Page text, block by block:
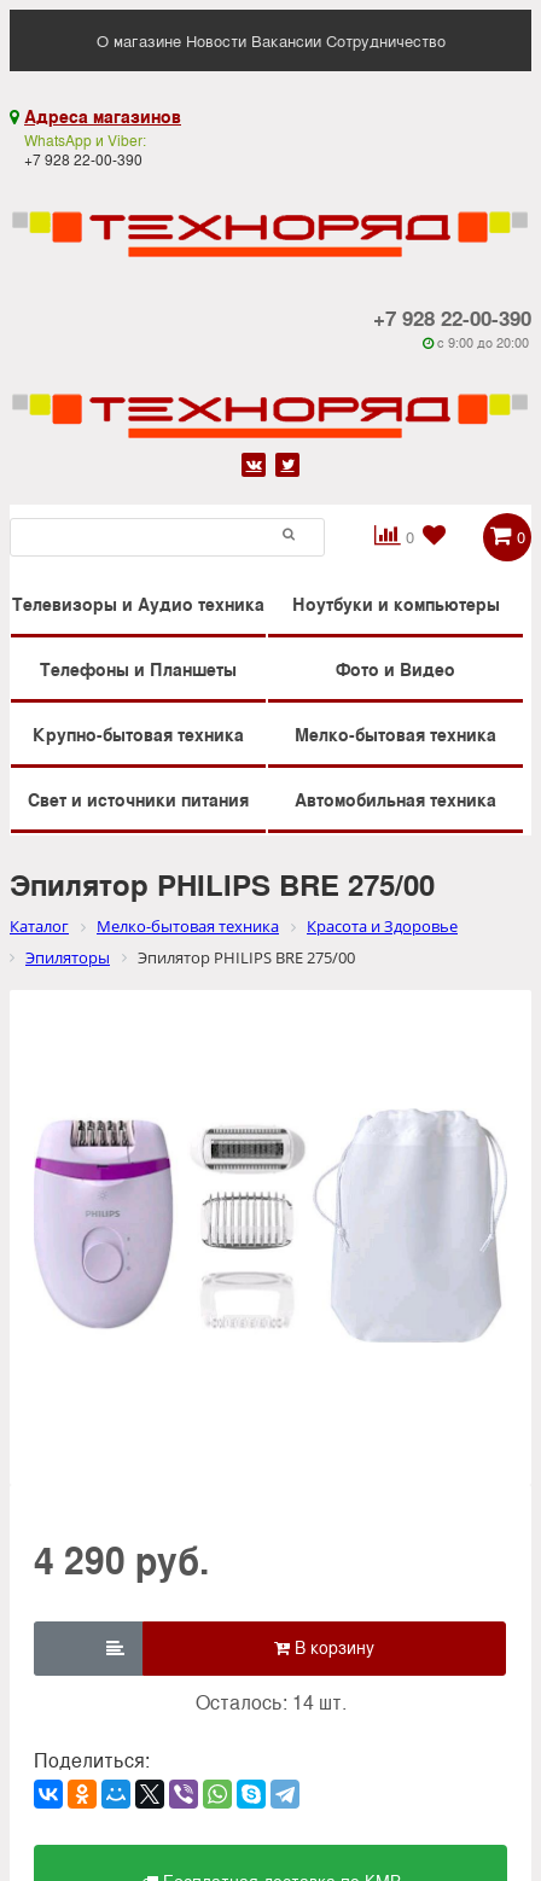
О магазине Новости Вакансии Сотрудничество
 Адреса магазинов
WhatsApp и Viber:
+7 928 22-00-390
+7 928 22-00-390
 c 9:00 до 20:00
 
0

 0
Телевизоры и Аудио техника Ноутбуки и компьютеры
Телефоны и Планшеты Фото и Видео
Крупно-бытовая техника Мелко-бытовая техника
Свет и источники питания Автомобильная техника
Эпилятор PHILIPS BRE 275/00
Каталог Мелко-бытовая техника
Красота и Здоровье
Эпиляторы
Эпилятор PHILIPS BRE 275/00
4 290 руб.

Осталось: 14 шт.
Поделиться: